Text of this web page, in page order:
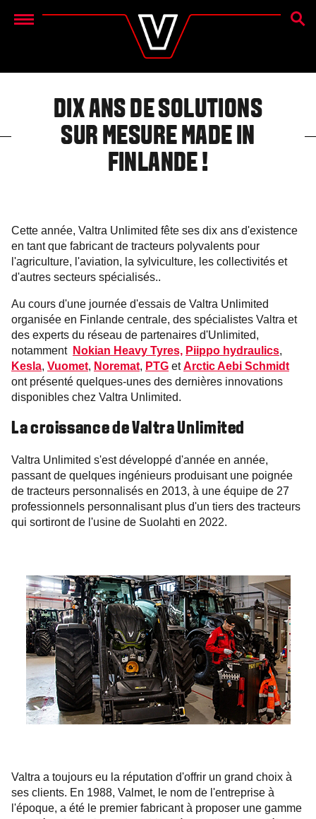
Menu
DIX ANS DE SOLUTIONS
SUR MESURE MADE IN
FINLANDE !
Cette année, Valtra Unlimited fête ses dix ans d'existence
en tant que fabricant de tracteurs polyvalents pour
l'agriculture, l'aviation, la sylviculture, les collectivités et
d'autres secteurs spécialisés..
Au cours d'une journée d'essais de Valtra Unlimited
organisée en Finlande centrale, des spécialistes Valtra et
des experts du réseau de partenaires d'Unlimited,
notamment Nokian Heavy Tyres, Piippo hydraulics,
Kesla, Vuomet, Noremat, PTG etArctic Aebi Schmidt
ont présenté quelques-unes des dernières innovations
disponibles chez Valtra Unlimited.
La croissance de Valtra Unlimited
Valtra Unlimited s'est développé d'année en année,
passant de quelques ingénieurs produisant une poignée
de tracteurs personnalisés en 2013, à une équipe de 27
professionnels personnalisant plus d'un tiers des tracteurs
qui sortiront de l'usine de Suolahti en 2022.
Valtra a toujours eu la réputation d'offrir un grand choix à
ses clients. En 1988, Valmet, le nom de l'entreprise à
l'époque, a été le premier fabricant à proposer une gamme